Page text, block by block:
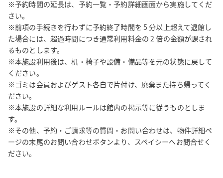
※予約時間の延長は、予約一覧・予約詳細画面から実施してくだ
さい。
※前項の手続きを行わずに予約終了時間を 5 分以上超えて退館し
た場合には、超過時間につき通常利用料金の 2 倍の金額が課され
るものとします。
※本施設利用後は、机・椅子や設備・備品等を元の状態に戻して
ください。
※ゴミは会員およびゲスト各自で片付け、廃棄また持ち帰ってく
ださい。
※本施設の詳細な利用ルールは館内の掲示等に従うものとしま
す。
※その他、予約・ご請求等の質問・お問い合わせは、物件詳細ペ
ージの末尾のお問い合わせボタンより、スペイシーへお問合せく
ださい。